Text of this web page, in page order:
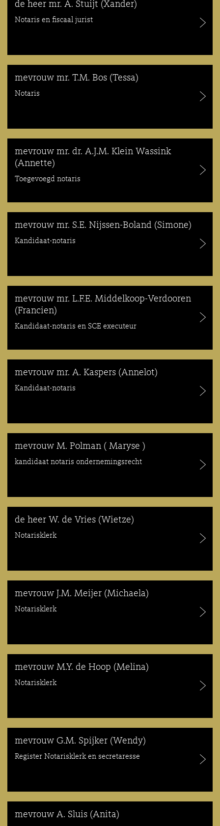
de heer mr. A. Stuijt (Xander)
Notaris en fiscaal jurist
mevrouw mr. T.M. Bos (Tessa)
Notaris
mevrouw mr. dr. A.J.M. Klein Wassink
(Annette)
Toegevoegd notaris
mevrouw mr. S.E. Nijssen-Boland (Simone)
Kandidaat-notaris
mevrouw mr. L.F.E. Middelkoop-Verdooren
(Francien)
Kandidaat-notaris en SCE executeur
mevrouw mr. A. Kaspers (Annelot)
Kandidaat-notaris
mevrouw M. Polman ( Maryse )
kandidaat notaris ondernemingsrecht
de heer W. de Vries (Wietze)
Notarisklerk
mevrouw J.M. Meijer (Michaela)
Notarisklerk
mevrouw M.Y. de Hoop (Melina)
Notarisklerk
mevrouw G.M. Spijker (Wendy)
Register Notarisklerk en secretaresse
mevrouw A. Sluis (Anita)